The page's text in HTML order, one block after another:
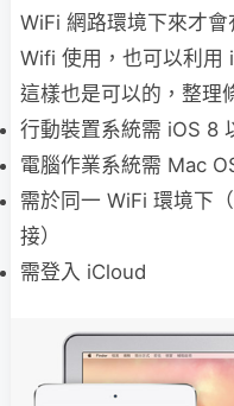
WiFi 網路環境下來才
Wifi 使用，也可以利用
這樣也是可以的，整理
行動裝置系統需 iOS 8
電腦作業系統需 Mac
需於同一 WiFi 環境下
接）
需登入 iCloud